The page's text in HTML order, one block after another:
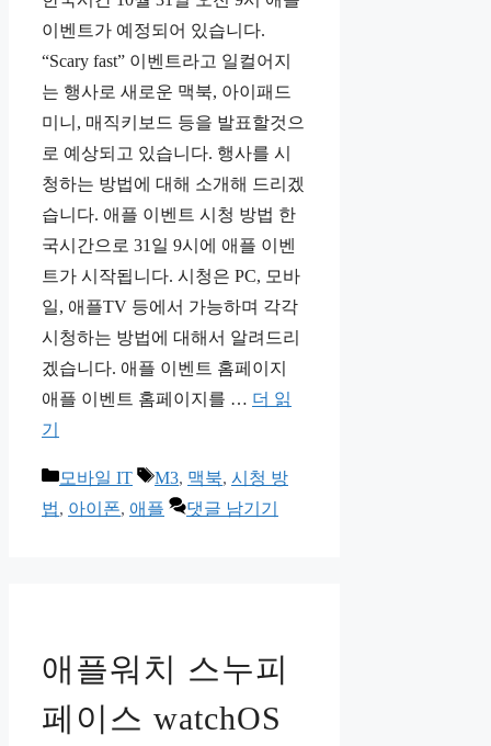
이벤트가 예정되어 있습니다.
“Scary fast” 이벤트라고 일컬어지
는 행사로 새로운 맥북, 아이패드
미니, 매직키보드 등을 발표할것으
로 예상되고 있습니다. 행사를 시
청하는 방법에 대해 소개해 드리겠
습니다. 애플 이벤트 시청 방법 한
국시간으로 31일 9시에 애플 이벤
트가 시작됩니다. 시청은 PC, 모바
일, 애플TV 등에서 가능하며 각각
시청하는 방법에 대해서 알려드리
겠습니다. 애플 이벤트 홈페이지
애플 이벤트 홈페이지를 … 더 읽
기
카
테
모바일 IT
태
그
M3, 맥북, 시청 방
법, 아이폰, 애플 댓글 남기기
애플워치 스누피
페이스 watchOS